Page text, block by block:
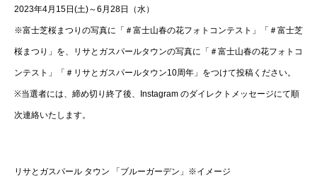
2023年4月15日(土)～6月28日（水）
※富士芝桜まつりの写真に「＃富士山春の花フォトコンテスト」「＃富士芝
桜まつり」を、リサとガスパールタウンの写真に「＃富士山春の花フォトコ
ンテスト」「＃リサとガスパールタウン10周年」をつけて投稿ください。
※当選者には、締め切り終了後、Instagram のダイレクトメッセージにて順
次連絡いたします。
リサとガスパール タウン 「ブルーガーデン」※イメージ